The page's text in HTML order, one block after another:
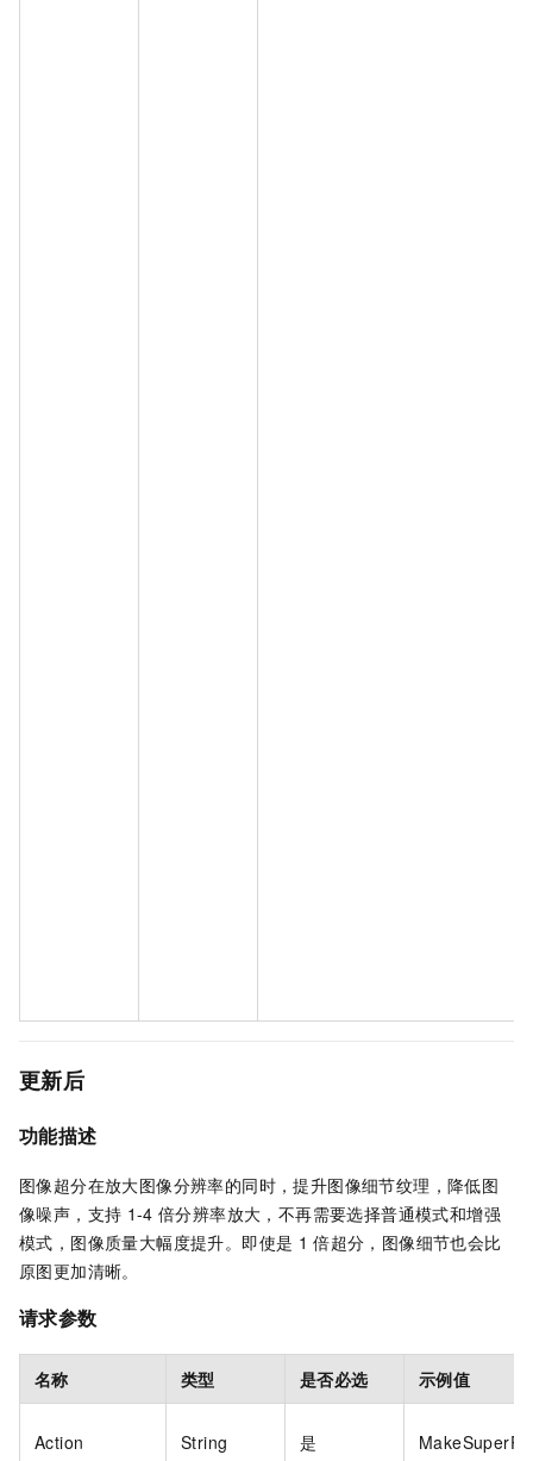
更新后
功能描述
图像超分在放大图像分辨率的同时，提升图像细节纹理，降低图
像噪声，支持 1-4 倍分辨率放大，不再需要选择普通模式和增强
模式，图像质量大幅度提升。即使是 1 倍超分，图像细节也会比
原图更加清晰。
请求参数
名称 类型 是否必选 示例值
Action String 是